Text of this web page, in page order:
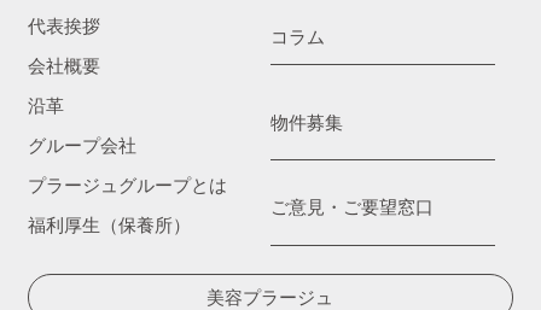
代表挨拶
会社概要
沿革
グループ会社
プラージュグループとは
福利厚生（保養所）
コラム
物件募集
ご意見・ご要望窓口
美容プラージュ